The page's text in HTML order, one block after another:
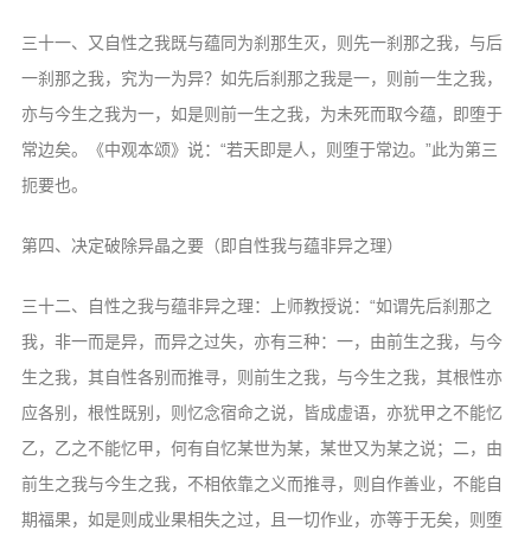
三十一、又自性之我既与蕴同为刹那生灭，则先一刹那之我，与后
一刹那之我，究为一为异？如先后刹那之我是一，则前一生之我，
亦与今生之我为一，如是则前一生之我，为未死而取今蕴，即堕于
常边矣。《中观本颂》说：“若天即是人，则堕于常边。”此为第三
扼要也。
第四、决定破除异晶之要（即自性我与蕴非异之理）
三十二、自性之我与蕴非异之理：上师教授说：“如谓先后刹那之
我，非一而是异，而异之过失，亦有三种：一，由前生之我，与今
生之我，其自性各别而推寻，则前生之我，与今生之我，其根性亦
应各别，根性既别，则忆念宿命之说，皆成虚语，亦犹甲之不能忆
乙，乙之不能忆甲，何有自忆某世为某，某世又为某之说；二，由
前生之我与今生之我，不相依靠之义而推寻，则自作善业，不能自
期福果，如是则成业果相失之过，且一切作业，亦等于无矣，则堕